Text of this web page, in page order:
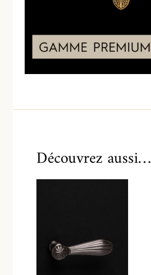
Découvrez aussi…